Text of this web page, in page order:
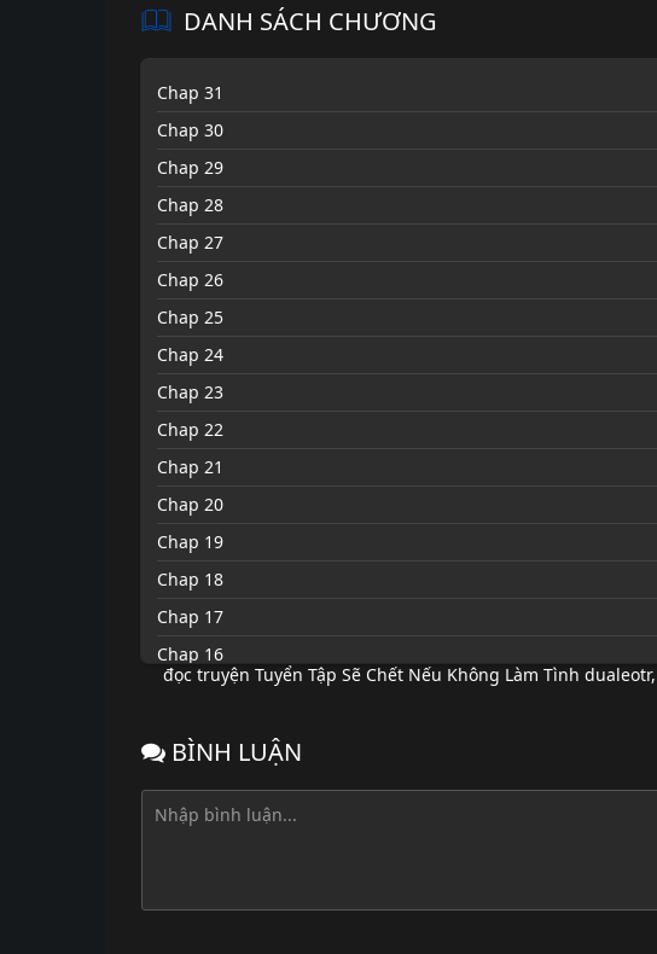
DANH SÁCH CHƯƠNG
Chap 31
Chap 30
Chap 29
Chap 28
Chap 27
Chap 26
Chap 25
Chap 24
Chap 23
Chap 22
Chap 21
Chap 20
Chap 19
Chap 18
Chap 17
Chap 16
Chap 15
Chap 13
Chap 12
Chap 9
đọc truyện Tuyển Tập Sẽ Chết Nếu Không Làm Tình dualeotr,
BÌNH LUẬN